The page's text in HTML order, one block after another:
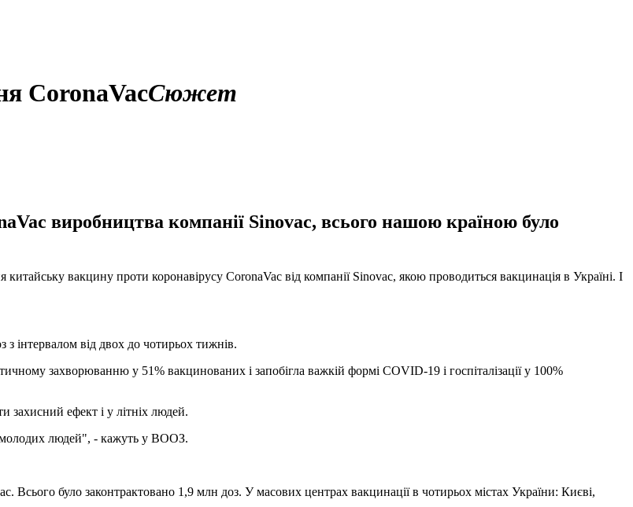
CoronaVacСюжет
виробництва компанії Sinovac, всього нашою країною було
вакцину проти коронавірусу CoronaVac від компанії Sinovac, якою проводиться вакцинація в Україні. І
інтервалом від двох до чотирьох тижнів.
захворюванню у 51% вакцинованих і запобігла важкій формі COVID-19 і госпіталізації у 100%
захисний ефект і у літніх людей.
молодих людей", - кажуть у ВООЗ.
Всього було законтрактовано 1,9 млн доз. У масових центрах вакцинації в чотирьох містах України: Києві,